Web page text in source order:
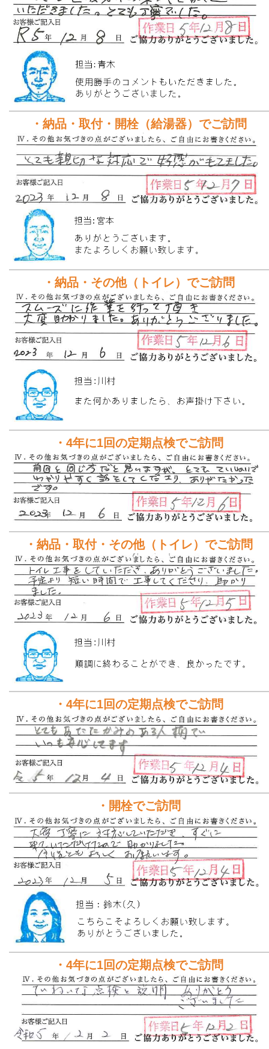
・納品・取付・開栓（給湯器）でご訪問
・納品・その他（トイレ）でご訪問
・4年に1回の定期点検でご訪問
・納品・取付・その他（トイレ）でご訪問
・4年に1回の定期点検でご訪問
・開栓でご訪問
・4年に1回の定期点検でご訪問